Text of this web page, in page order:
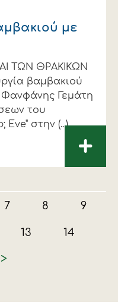
με
ΤΩΝ ΘΡΑΚΙΚΩΝ
βαμβακιού
Γεμάτη
του
Eve" στην (...)
+
7 8 9
13 14
>